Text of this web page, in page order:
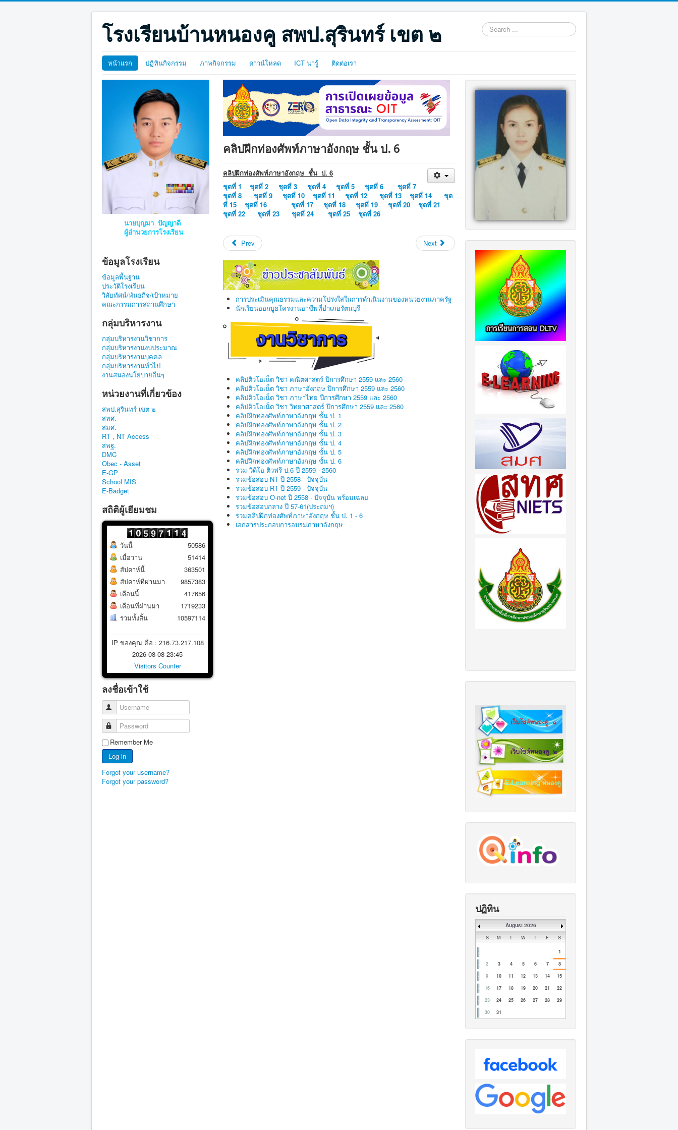
โรงเรียนบ้านหนองคู สพป.สุรินทร์ เขต ๒
Search
...
หน้าแรก ปฏิทินกิจกรรม ภาพกิจกรรม ดาวน์โหลด ICT น่ารู้ ติดต่อเรา
นายบุญมา ปัญญาดี
ผู้อำนวยการโรงเรียน
ข้อมูลโรงเรียน
ข้อมูลพื้นฐาน
ประวัติโรงเรียน
วิสัยทัศน์/พันธกิจ/เป้าหมาย
คณะกรรมการสถานศึกษา
กลุ่มบริหารงาน
กลุ่มบริหารงานวิชาการ
กลุ่มบริหารงานงบประมาณ
กลุ่มบริหารงานบุคคล
กลุ่มบริหารงานทั่วไป
งานสนองนโยบายอื่นๆ
หน่วยงานที่เกี่ยวข้อง
สพป.สุรินทร์ เขต ๒
สทศ.
สมศ.
RT , NT Access
สพฐ.
DMC
Obec - Asset
E-GP
School MIS
E-Badget
สถิติผู้เยียมชม
วันนี้
เมื่อวาน
สัปดาห์นี้
สัปดาห์ที่ผ่านมา
เดือนนี้
เดือนที่ผ่านมา
รวมทั้งสิ้น
50586
51414
363501
9857383
417656
1719233
10597114
IP ของคุณ คือ : 216.73.217.108
2026-08-08 23:45
Visitors Counter
ลงชื่อเข้าใช้
Username
Password
Remember Me
Log in
Forgot your username?
Forgot your password?
คลิปฝึกท่องศัพท์ภาษาอังกฤษ ชั้น ป. 6
คลิปฝึกท่องศัพท์ภาษาอังกฤษ ชั้น ป. 6
ชุดที่ 1
ชุดที่ 2 ชุดที่ 3 ชุดที่ 4 ชุดที่ 5 ชุดที่ 6
ชุดที่ 7
ชุดที่ 8
ชุดที่ 9 ชุดที่ 10 ชุดที่ 11 ชุดที่ 12 ชุดที่ 13 ชุดที่ 14
ชุด
ที่ 15
ชุดที่ 16 ชุดที่ 17 ชุดที่ 18 ชุดที่ 19 ชุดที่ 20
ชุดที่ 21
ชุดที่ 22
ชุดที่ 23 ชุดที่ 24 ชุดที่ 25 ชุดที่ 26
Prev Next
การประเมินคุณธรรมและความโปร่งใสในการดำเนินงานของหน่วยงานภาครัฐ
นักเรียนออกบูธโครงานอาชีพที่อำเภอรัตนบุรี
คลิปติวโอเน็ต วิชา คณิตศาสตร์ ปีการศึกษา 2559 และ 2560
คลิปติวโอเน็ต วิชา ภาษาอังกฤษ ปีการศึกษา 2559 และ 2560
คลิปติวโอเน็ต วิชา ภาษาไทย ปีการศึกษา 2559 และ 2560
คลิปติวโอเน็ต วิชา วิทยาศาสตร์ ปีการศึกษา 2559 และ 2560
คลิปฝึกท่องศัพท์ภาษาอังกฤษ ชั้น ป. 1
คลิปฝึกท่องศัพท์ภาษาอังกฤษ ชั้น ป. 2
คลิปฝึกท่องศัพท์ภาษาอังกฤษ ชั้น ป. 3
คลิปฝึกท่องศัพท์ภาษาอังกฤษ ชั้น ป. 4
คลิปฝึกท่องศัพท์ภาษาอังกฤษ ชั้น ป. 5
คลิปฝึกท่องศัพท์ภาษาอังกฤษ ชั้น ป. 6
รวม วิดีโอ ติวฟรี ป.6 ปี 2559 - 2560
รวมข้อสอบ NT ปี 2558 - ปัจจุบัน
รวมข้อสอบ RT ปี 2559 - ปัจจุบัน
รวมข้อสอบ O-net ปี 2558 - ปัจจุบัน พร้อมเฉลย
รวมข้อสอบกลาง ปี 57-61(ประถมฯ)
รวมคลิปฝึกท่องศัพท์ภาษาอังกฤษ ชั้น ป. 1 - 6
เอกสารประกอบการอบรมภาษาอังกฤษ
ปฏิทิน
August 2026
S M T W T F S
1
2
3 4 5 6 7
8
9
10 11 12 13 14
15
16
17 18 19 20 21
22
23
24 25 26 27 28
29
30
31